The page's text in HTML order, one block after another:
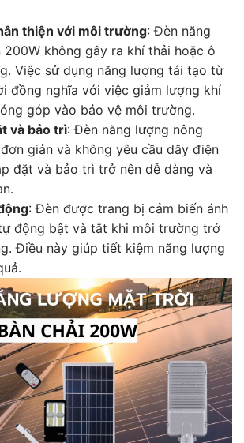
thiện với môi trường: Đèn năng
không gây ra khí thải hoặc ô
Việc sử dụng năng lượng tái tạo từ
đồng nghĩa với việc giảm lượng khí
góp vào bảo vệ môi trường.
và bảo trì: Đèn năng lượng nông
giản và không yêu cầu dây điện
đặt và bảo trì trở nên dễ dàng và
: Đèn được trang bị cảm biến ánh
động bật và tắt khi môi trường trở
Điều này giúp tiết kiệm năng lượng